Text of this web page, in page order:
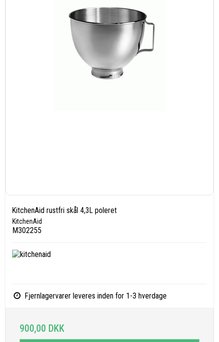
KitchenAid rustfri skål 4,3L poleret
KitchenAid
M302255
Fjernlagervarer leveres inden for 1-3 hverdage
900,00 DKK